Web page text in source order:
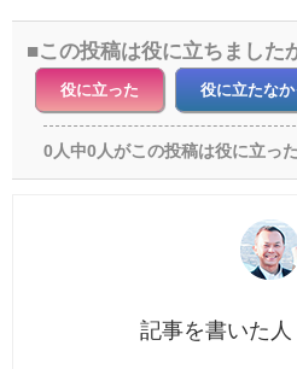
この投稿は役に立ちました
役に立った 役に立たなか
0人中0人がこの投稿は役に立っ